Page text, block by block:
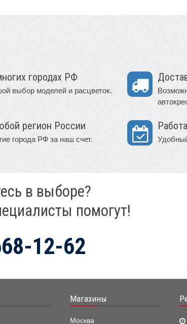
городах РФ
выбор моделей и расцветок.
регион России
города РФ за наш счет.
в выборе?
помогут!
12-62
Магазины
Москва